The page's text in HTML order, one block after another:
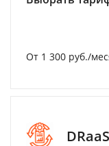
От 1 300 руб./
DRaaS